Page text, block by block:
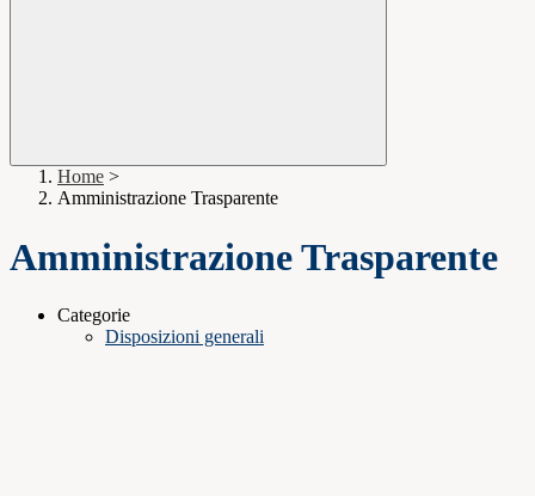
Home >
Amministrazione Trasparente
Amministrazione Trasparente
Categorie
Disposizioni generali